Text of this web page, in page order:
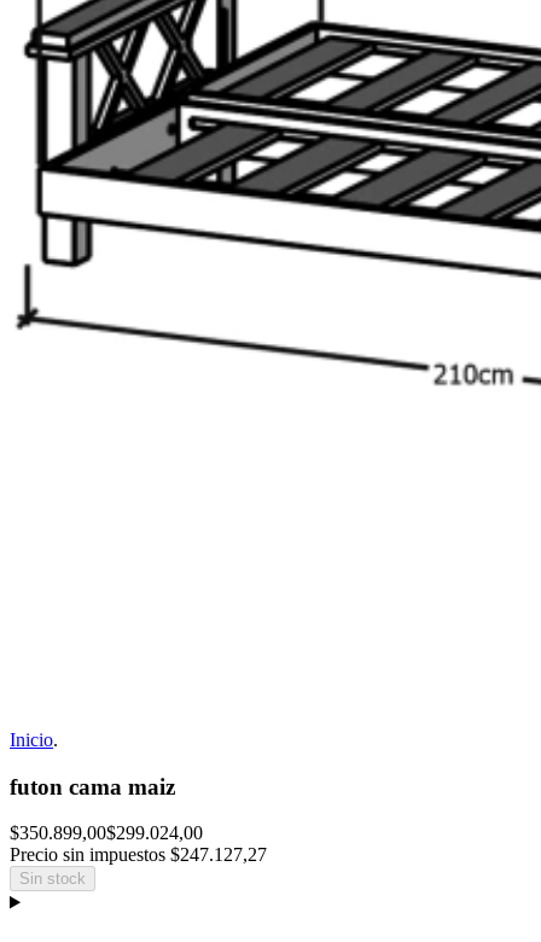
Inicio.
futon cama maiz
$350.899,00$299.024,00
Precio sin impuestos $247.127,27
Sin stock